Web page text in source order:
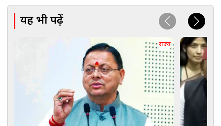
यह भी पढ़ें
राज्य